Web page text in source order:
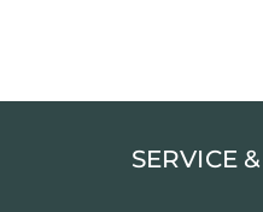
SERVICE